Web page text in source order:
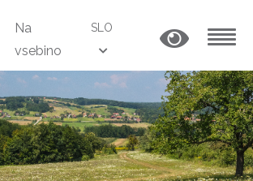
Na
vsebino
SLO